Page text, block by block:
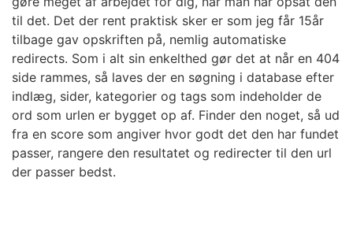
til det. Det der rent praktisk sker er som jeg får 15år
tilbage gav opskriften på, nemlig automatiske
redirects. Som i alt sin enkelthed gør det at når en 404
side rammes, så laves der en søgning i database efter
indlæg, sider, kategorier og tags som indeholder de
ord som urlen er bygget op af. Finder den noget, så ud
fra en score som angiver hvor godt det den har fundet
passer, rangere den resultatet og redirecter til den url
der passer bedst.